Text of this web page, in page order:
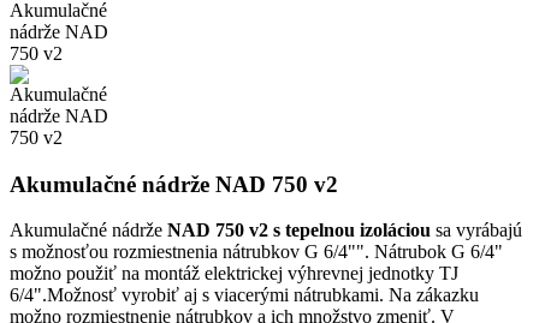
Akumulačné nádrže NAD 750 v2
Akumulačné nádrže NAD 750 v2 s tepelnou izoláciou sa vyrábajú
s možnosťou rozmiestnenia nátrubkov G 6/4"". Nátrubok G 6/4"
možno použiť na montáž elektrickej výhrevnej jednotky TJ
6/4".Možnosť vyrobiť aj s viacerými nátrubkami. Na zákazku
možno rozmiestnenie nátrubkov a ich množstvo zmeniť. V